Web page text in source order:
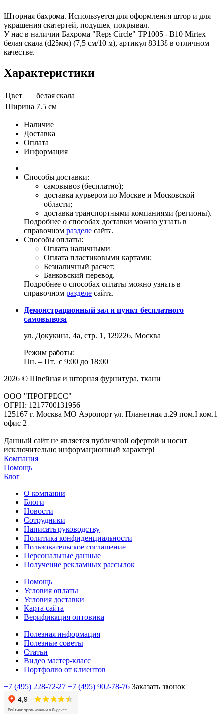
Шторная бахрома. Используется для оформления штор и для
украшения скатертей, подушек, покрывал.
У нас в наличии Бахрома "Reps Circle" TP1005 - В10 Mirtex
белая скала (d25мм) (7,5 см/10 м), артикул 83138 в отличном
качестве.
Характеристики
Цвет
белая скала
Ширина 7.5 см
Наличие
Доставка
Оплата
Информация
Способы доставки:
самовывоз (бесплатно);
доставка курьером по Москве и Московской
области;
доставка транспортными компаниями (регионы).
Подробнее о способах доставки можно узнать в
справочном разделе сайта.
Способы оплаты:
Оплата наличными;
Оплата пластиковыми картами;
Безналичный расчет;
Банковский перевод.
Подробнее о способах оплаты можно узнать в
справочном разделе сайта.
Демонстрационный зал и пункт бесплатного
самовывоза
ул. Докукина, 4а, стр. 1, 129226, Москва
Режим работы:
Пн. – Пт.: с 9:00 до 18:00
2026 © Швейная и шторная фурнитура, ткани
ООО "ПРОГРЕСС"
ОГРН: 1217700131956
125167 г. Москва МО Аэропорт ул. Планетная д.29 пом.I ком.1
офис 2
Данный сайт не является публичной офертой и носит
исключительно информационный характер!
Компания
Помощь
Блог
О компании
Блоги
Новости
Сотрудники
Написать руководству
Политика конфиденциальности
Пользовательское соглашение
Персональные данные
Получение рекламных рассылок
Помощь
Условия оплаты
Условия доставки
Карта сайта
Верификация оптовика
Полезная информация
Полезные советы
Статьи
Видео мастер-класс
Портфолио от клиентов
+7 (495) 228-72-27 +7 (495) 902-78-76 Заказать звонок